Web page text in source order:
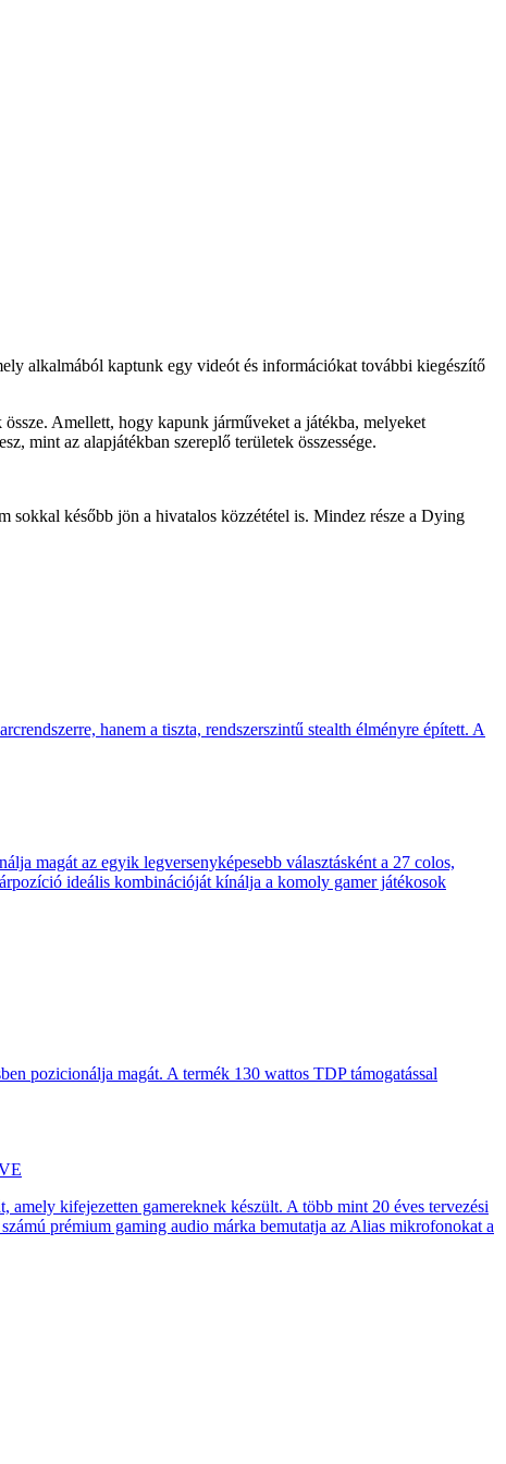
alkalmából kaptunk egy videót és információkat további kiegészítő
Amellett, hogy kapunk járműveket a játékba, melyeket
mint az alapjátékban szereplő területek összessége.
sokkal később jön a hivatalos közzététel is. Mindez része a Dying
hanem a tiszta, rendszerszintű stealth élményre épített. A
magát az egyik legversenyképesebb választásként a 27 colos,
ideális kombinációját kínálja a komoly gamer játékosok
pozicionálja magát. A termék 130 wattos TDP támogatással
amely kifejezetten gamereknek készült. A több mint 20 éves tervezési
prémium gaming audio márka bemutatja az Alias mikrofonokat a